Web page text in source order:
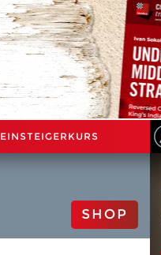
EINSTEIGERKURS
SHOP